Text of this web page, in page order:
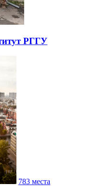
РГГУ
783 места